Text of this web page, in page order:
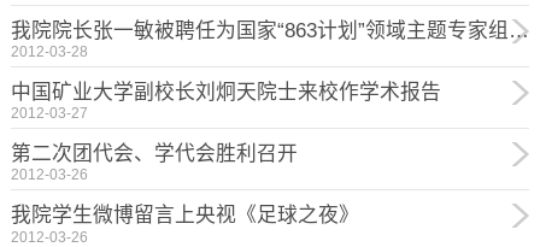
我院院长张一敏被聘任为国家“863计划”领域主题专家组专家并担任领域主题专家组组长
2012-03-28
中国矿业大学副校长刘炯天院士来校作学术报告
2012-03-27
第二次团代会、学代会胜利召开
2012-03-26
我院学生微博留言上央视《足球之夜》
2012-03-26